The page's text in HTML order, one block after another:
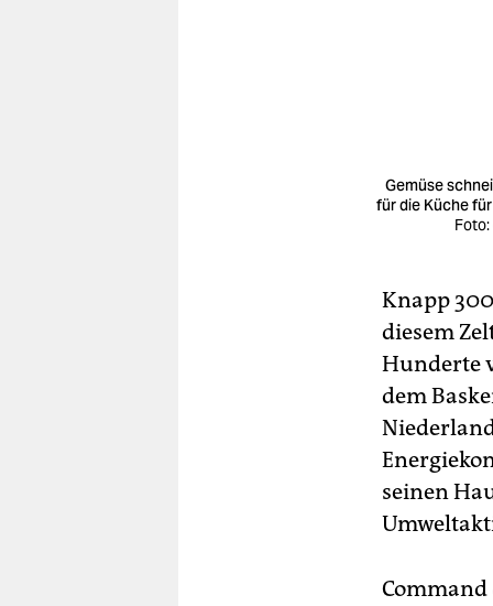
Gemüse
für die Küche
Knapp
diesem
Hunderte
dem
seinen
Command